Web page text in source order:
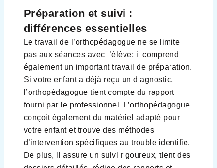
Préparation et suivi :
différences essentielles
Le travail de l’orthopédagogue ne se limite
pas aux séances avec l’élève; il comprend
également un important travail de préparation.
Si votre enfant a déjà reçu un diagnostic,
l’orthopédagogue tient compte du rapport
fourni par le professionnel. L’orthopédagogue
conçoit également du matériel adapté pour
votre enfant et trouve des méthodes
d’intervention spécifiques au trouble identifié.
De plus, il assure un suivi rigoureux, tient des